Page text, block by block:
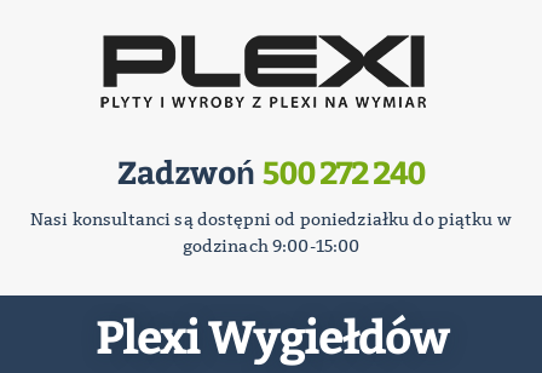
Zadzwoń 500 272 240
Nasi konsultanci są dostępni od poniedziałku do piątku w
godzinach 9:00-15:00
Plexi Wygiełdów